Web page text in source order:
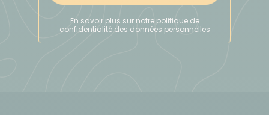
avec une carte Visa, MasterCard dans les grandes
banques comme la State Bank of India. Les banques
En savoir plus sur notre politique de
confidentialité des données personnelles